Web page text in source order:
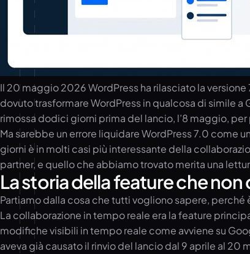
Il 20 maggio 2026 WordPress ha rilasciato la
dovuto trasformare WordPress in qualcosa di simile
rimossa dodici giorni prima del lancio, l’8 maggio,
Ma sarebbe un errore liquidare WordPress 7.0 come
giorni è in molti casi più interessante della
partner, e quello che abbiamo trovato merita una
La storia della feature che non
Partiamo dalla cosa che tutti vogliono sapere,
La collaborazione in tempo reale era la feature
modifiche visibili in tempo reale come avviene su
aveva già causato il rinvio del lancio dal 9 aprile al 20